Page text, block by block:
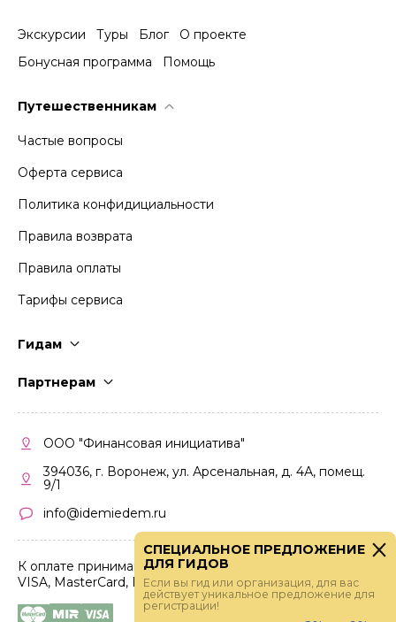
Экскурсии Туры Блог
О проекте
Бонусная программа
Помощь
Путешественникам
Частые вопросы
Оферта сервиса
Политика конфидициальности
Правила возврата
Правила оплаты
Тарифы сервиса
Гидам
Партнерам
Кабинет партнера
Правила участия
ООО "Финансовая инициатива"
394036, г. Воронеж, ул. Арсенальная, д. 4А, помещ.
9/1
info@idemiedem.ru
К оплате принимаются карты
VISA, MasterCard, МИР
СПЕЦИАЛЬНОЕ ПРЕДЛОЖЕНИЕ
ДЛЯ ГИДОВ
Если вы гид или организация, для вас
действует уникальное предложение для
регистрации!